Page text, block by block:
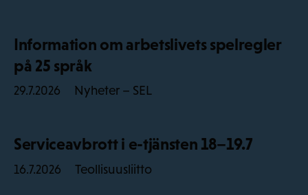
Information om arbetslivets spelregler
på 25 språk
29.7.2026 Nyheter – SEL
Serviceavbrott i e-tjänsten 18–19.7
16.7.2026 Teollisuusliitto